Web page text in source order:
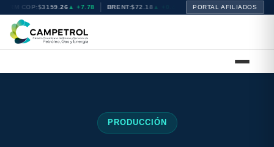
TRM COP:$3159.26▲ +7.78 BRENT:$72.18▲ +0.44 WTI:$68.72▲ +0.21
PORTAL AFILIADOS
PRODUCCIÓN